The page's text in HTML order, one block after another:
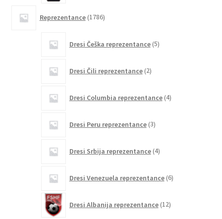
Reprezentance 1786izdelkov
Dresi Češka reprezentance 5izdelkov
Dresi Čili reprezentance 2izdelka
Dresi Columbia reprezentance 4izdelki
Dresi Peru reprezentance 3izdelki
Dresi Srbija reprezentance 4izdelki
Dresi Venezuela reprezentance 6izdelkov
Dresi Albanija reprezentance 12izdelkov